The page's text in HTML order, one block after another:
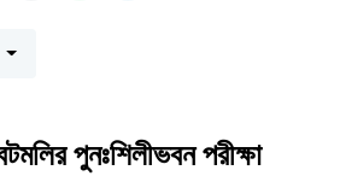
পুনঃশিলীভবন পরীক্ষা